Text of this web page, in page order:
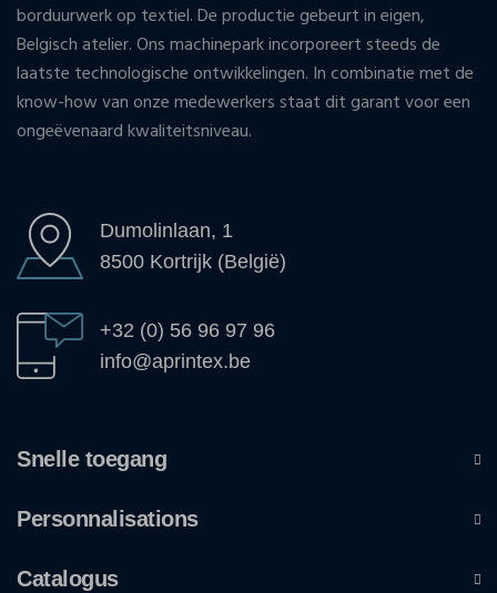
borduurwerk op textiel. De productie gebeurt in eigen,
Belgisch atelier. Ons machinepark incorporeert steeds de
laatste technologische ontwikkelingen. In combinatie met de
know-how van onze medewerkers staat dit garant voor een
ongeëvenaard kwaliteitsniveau.
Dumolinlaan, 1
8500 Kortrijk (België)
+32 (0) 56 96 97 96
info@aprintex.be
Snelle toegang
Personnalisations
Catalogus